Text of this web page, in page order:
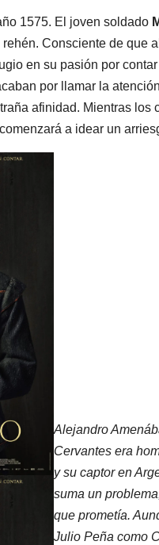
1575. El joven soldado
Consciente de que
en su pasión por
por llamar la
afinidad. Mientras los
a idear un
Alejandro
Cervantes era
y su captor en
suma un
que prometía.
Julio Peña como